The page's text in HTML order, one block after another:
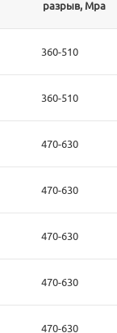
разрыв, Mpa
360-510
360-510
470-630
470-630
470-630
470-630
470-630